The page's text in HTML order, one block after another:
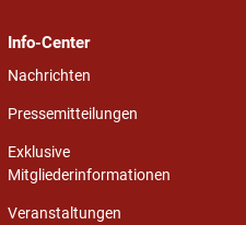
Info-Center
Nachrichten
Pressemitteilungen
Exklusive
Mitgliederinformationen
Veranstaltungen